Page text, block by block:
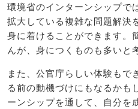
環境省のインターンシップで
拡大している複雑な問題解決
身に着けることができます。
んが、身につくものも多いと
また、公官庁らしい体験もで
る前の動機づけにもなるかも
ーンシップを通して、自分を